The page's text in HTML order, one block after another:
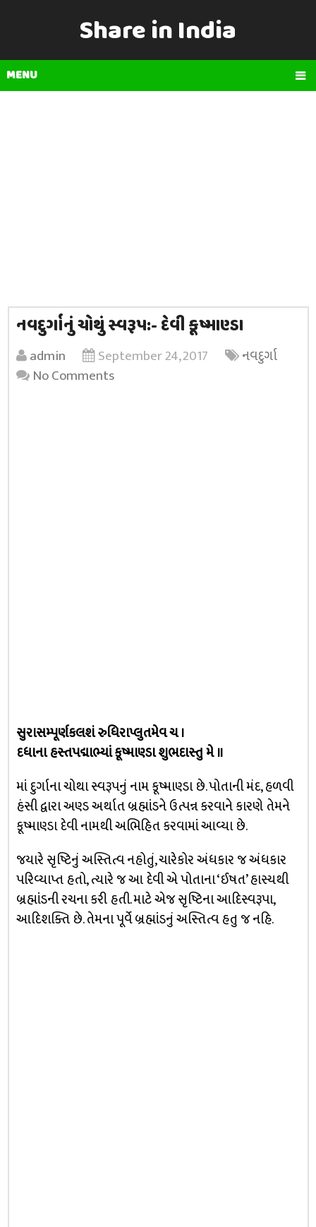
Share in India
MENU
નવદુર્ગાનું ચોથું સ્વરૂપ:- દેવી કૂષ્માણ્ડા
admin September 24, 2017
નવદુર્ગા
No Comments
સુરાસમ્પૂર્ણકલશં રુધિરાપ્લુતમેવ ચ ।
દધાના હસ્તપદ્માભ્યાં કૂષ્માણ્ડા શુભદાસ્તુ મે ॥
માં દુર્ગાના ચોથા સ્વરૂપનું નામ કૂષ્માણ્ડા છે. પોતાની મંદ, હળવી
હંસી દ્વારા અણ્ડ અર્થાત બ્રહ્માંડને ઉત્પન્ન કરવાને કારણે તેમને
કૂષ્માણ્ડા દેવી નામથી અભિહિત કરવામાં આવ્યા છે.
જયારે સૃષ્ટિનું અસ્તિત્વ નહોતું, ચારેકોર અંધકાર જ અંધકાર
પરિવ્યાપ્ત હતો, ત્યારે જ આ દેવી એ પોતાના ‘ઈષત’ હાસ્યથી
બ્રહ્માંડની રચના કરી હતી. માટે એજ સૃષ્ટિના આદિસ્વરૂપા,
આદિશક્તિ છે. તેમના પૂર્વે બ્રહ્માંડનું અસ્તિત્વ હતુ જ નહિ.